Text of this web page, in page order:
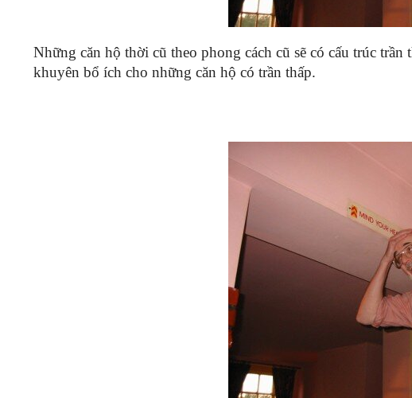
Những căn hộ thời cũ theo phong cách cũ sẽ có cấu trúc trần
khuyên bổ ích cho những căn hộ có trần thấp.